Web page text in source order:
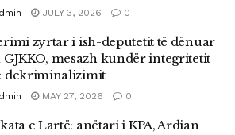
JULY 3, 2026 0
zyrtar i ish-deputetit të dënuar
GJKKO, mesazh kundër integritetit
dekriminalizimit
MAY 27, 2026 0
e Lartë: anëtari i KPA, Ardian